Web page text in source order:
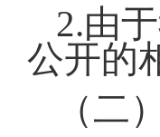
2.由
公开的
（二